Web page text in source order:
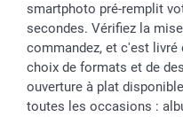
smartphoto pré-remplit
secondes. Vérifiez la
commandez, et c'est livré
choix de formats et de
ouverture à plat
toutes les occasions :